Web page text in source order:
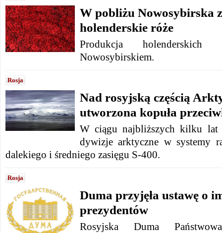
W pobliżu Nowosybirska
holenderskie róże
Produkcja
Nowosybirskiem.
Rosja
Nad rosyjską częścią
utworzona kopuła
W ciągu najbliższych kilku lat
dywizje arktyczne w systemy
dalekiego i średniego zasięgu S-400.
Rosja
Duma przyjęła ustawę o
prezydentów
Rosyjska Duma